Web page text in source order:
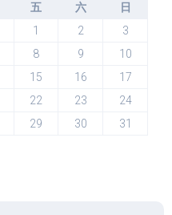
五 六
日
1
2
3
8 9
10
15 16
17
22 23
24
29 30
31